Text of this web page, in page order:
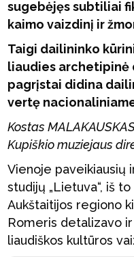
sugebėjęs subtiliai
kaimo vaizdinį ir
Taigi dailininko
liaudies archetipinė
pagrįstai didina
vertę
Kostas
Kupiškio muziejaus
Vienoje paveikiausių
studijų „Lietuva“, iš
Aukštaitijos regiono
Romeris detalizavo
liaudiškos kultūros